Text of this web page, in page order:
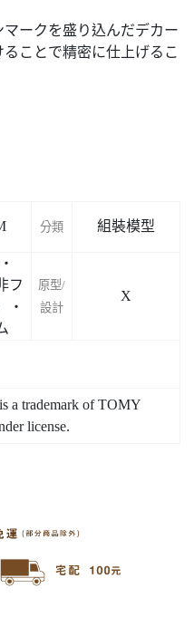
マークを盛り込んだデカー
ことで精密に仕上げるこ
分類 組裝模型
フ
・
原型/
設計
X
trademark of TOMY
license.